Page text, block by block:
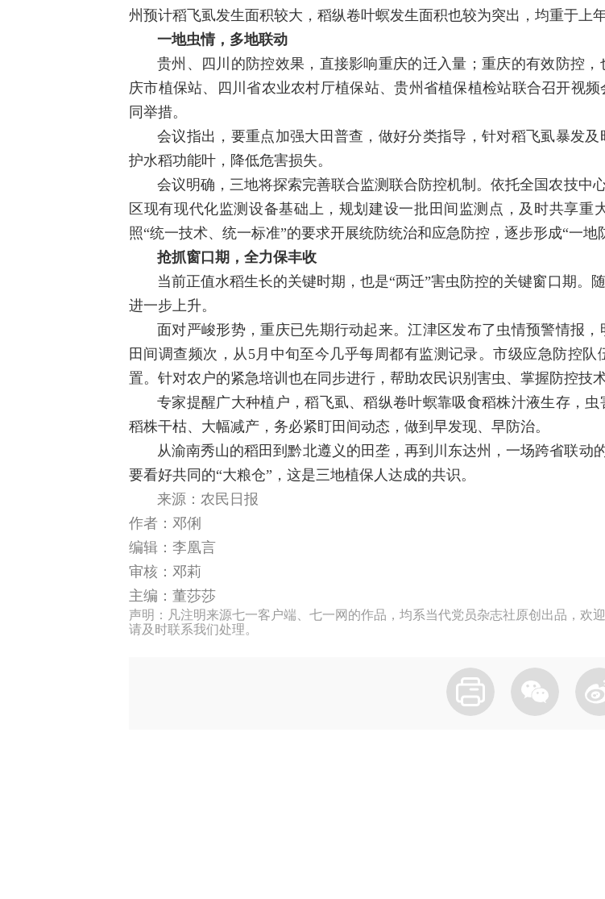
州预计稻飞虱发生面积较大，稻纵卷叶螟发生面积也较为突出，均重于上年
一地虫情，多地联动
贵州、四川的防控效果，直接影响重庆的迁入量；重庆的有效防控
庆市植保站、四川省农业农村厅植保站、贵州省植保植检站联合召开视
同举措。
会议指出，要重点加强大田普查，做好分类指导，针对稻飞虱暴发
护水稻功能叶，降低危害损失。
会议明确，三地将探索完善联合监测联合防控机制。依托全国农技中
区现有现代化监测设备基础上，规划建设一批田间监测点，及时共享
照“统一技术、统一标准”的要求开展统防统治和应急防控，逐步形成“一地
抢抓窗口期，全力保丰收
当前正值水稻生长的关键时期，也是“两迁”害虫防控的关键窗口期。
进一步上升。
面对严峻形势，重庆已先期行动起来。江津区发布了虫情预警情报
田间调查频次，从5月中旬至今几乎每周都有监测记录。市级应急防控
置。针对农户的紧急培训也在同步进行，帮助农民识别害虫、掌握防控技术
专家提醒广大种植户，稻飞虱、稻纵卷叶螟靠吸食稻株汁液生存，
稻株干枯、大幅减产，务必紧盯田间动态，做到早发现、早防治。
从渝南秀山的稻田到黔北遵义的田垄，再到川东达州，一场跨省联动
要看好共同的“大粮仓”，这是三地植保人达成的共识。
来源：农民日报
作者：邓俐
编辑：李凰言
审核：邓莉
主编：董莎莎
声明：凡注明来源七一客户端、七一网的作品，均系当代党员杂志社原创出品，欢
请及时联系我们处理。